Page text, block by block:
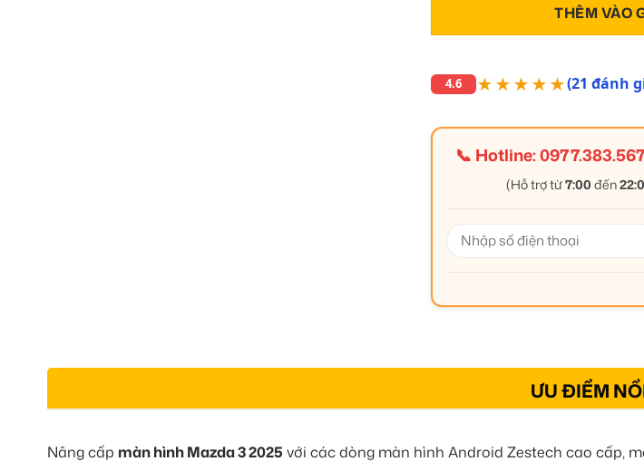
THÊM VÀO
4.6 ★★★★★(21 đánh
📞 Hotline:0977.383.567
(Hỗ trợ từ7:00 đến
ƯU ĐIỂM
Nâng cấp màn hình Mazda 3 2025 với các dòng màn hình Android Zestech cao cấp,